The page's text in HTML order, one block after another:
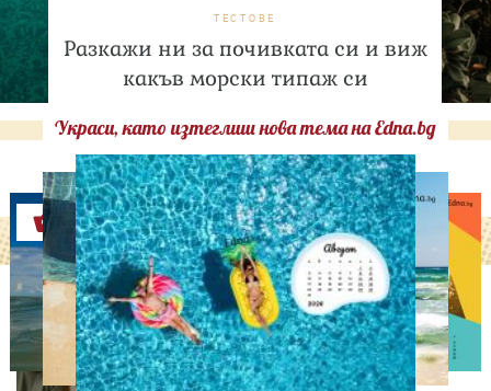
ТЕСТОВЕ
Разкажи ни за почивката си и виж
какъв морски типаж си
Украси, като изтеглиш нова тема на Edna.bg
Оферти
ЛЮБОПИТНО
Тайната на добрата
вечеря не се крие в
сложната рецепта